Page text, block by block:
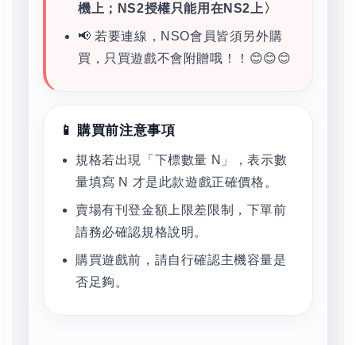
機上；NS2授權只能用在NS2上〉
📢 若要連線，NSO會員皆須另外購
買，只買遊戲不會附贈哦！！😊😊😊
📱 購買前注意事項
規格若出現「下標數量 N」，表示數
量填寫 N 才是此款遊戲正確價格。
賣場有刊登金額上限差限制，下單前
請務必確認規格說明。
購買遊戲前，請自行確認主機容量是
否足夠。